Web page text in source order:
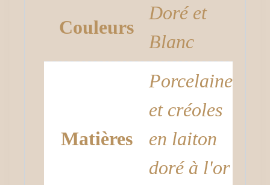
Couleurs
Doré et
Blanc
Matières
Porcelaine
et créoles
en laiton
doré à l'or